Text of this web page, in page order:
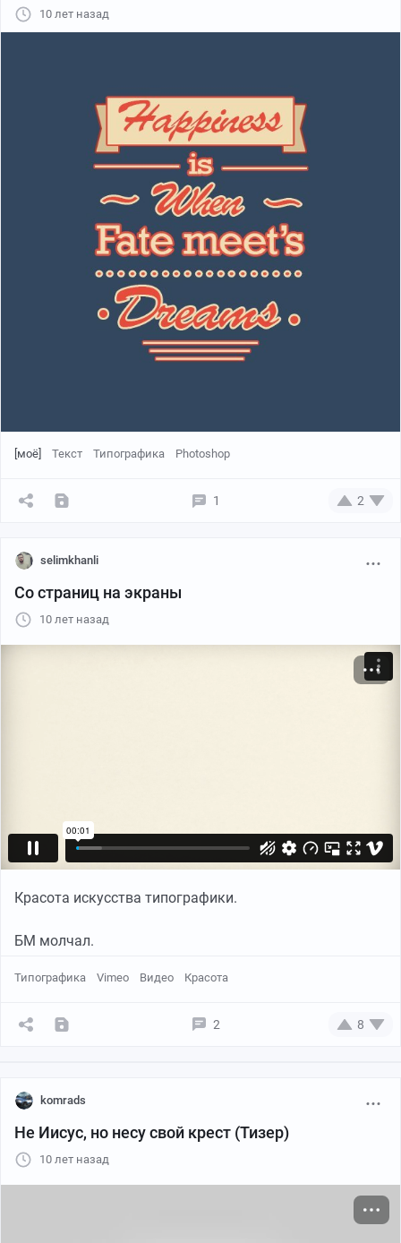
10 лет назад
[моё] Текст Типографика Photoshop
1 2
selimkhanli
Со страниц на экраны
10 лет назад
Красота искусства типографики.
БМ молчал.
Типографика Vimeo Видео Красота
2 8
komrads
Не Иисус, но несу свой крест (Тизер)
10 лет назад